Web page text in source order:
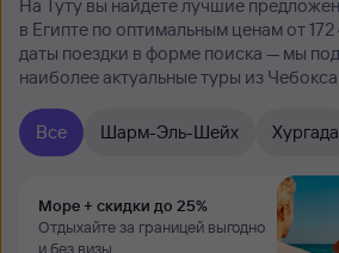
На Туту вы найдете лучшие
в Египте по оптимальным ценам от
даты поездки в форме поиска — мы
наиболее актуальные туры из
Все Шарм-Эль-Шейх Хургада
Море + скидки до 25%
Отдыхайте за границей выгодно
и без визы